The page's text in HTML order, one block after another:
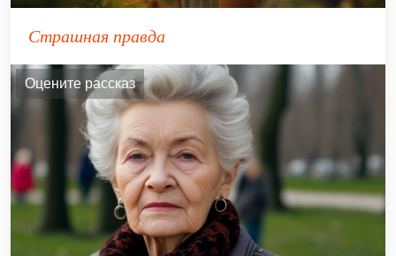
Страшная правда
Оцените рассказ